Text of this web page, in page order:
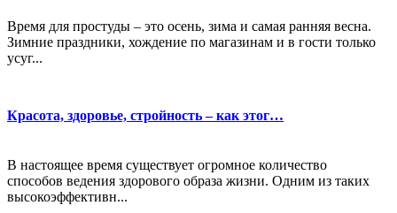
Время для простуды – это осень, зима и самая ранняя весна.
Зимние праздники, хождение по магазинам и в гости только
усуг...
Красота, здоровье, стройность – как этог…
В настоящее время существует огромное количество
способов ведения здорового образа жизни. Одним из таких
высокоэффективн...